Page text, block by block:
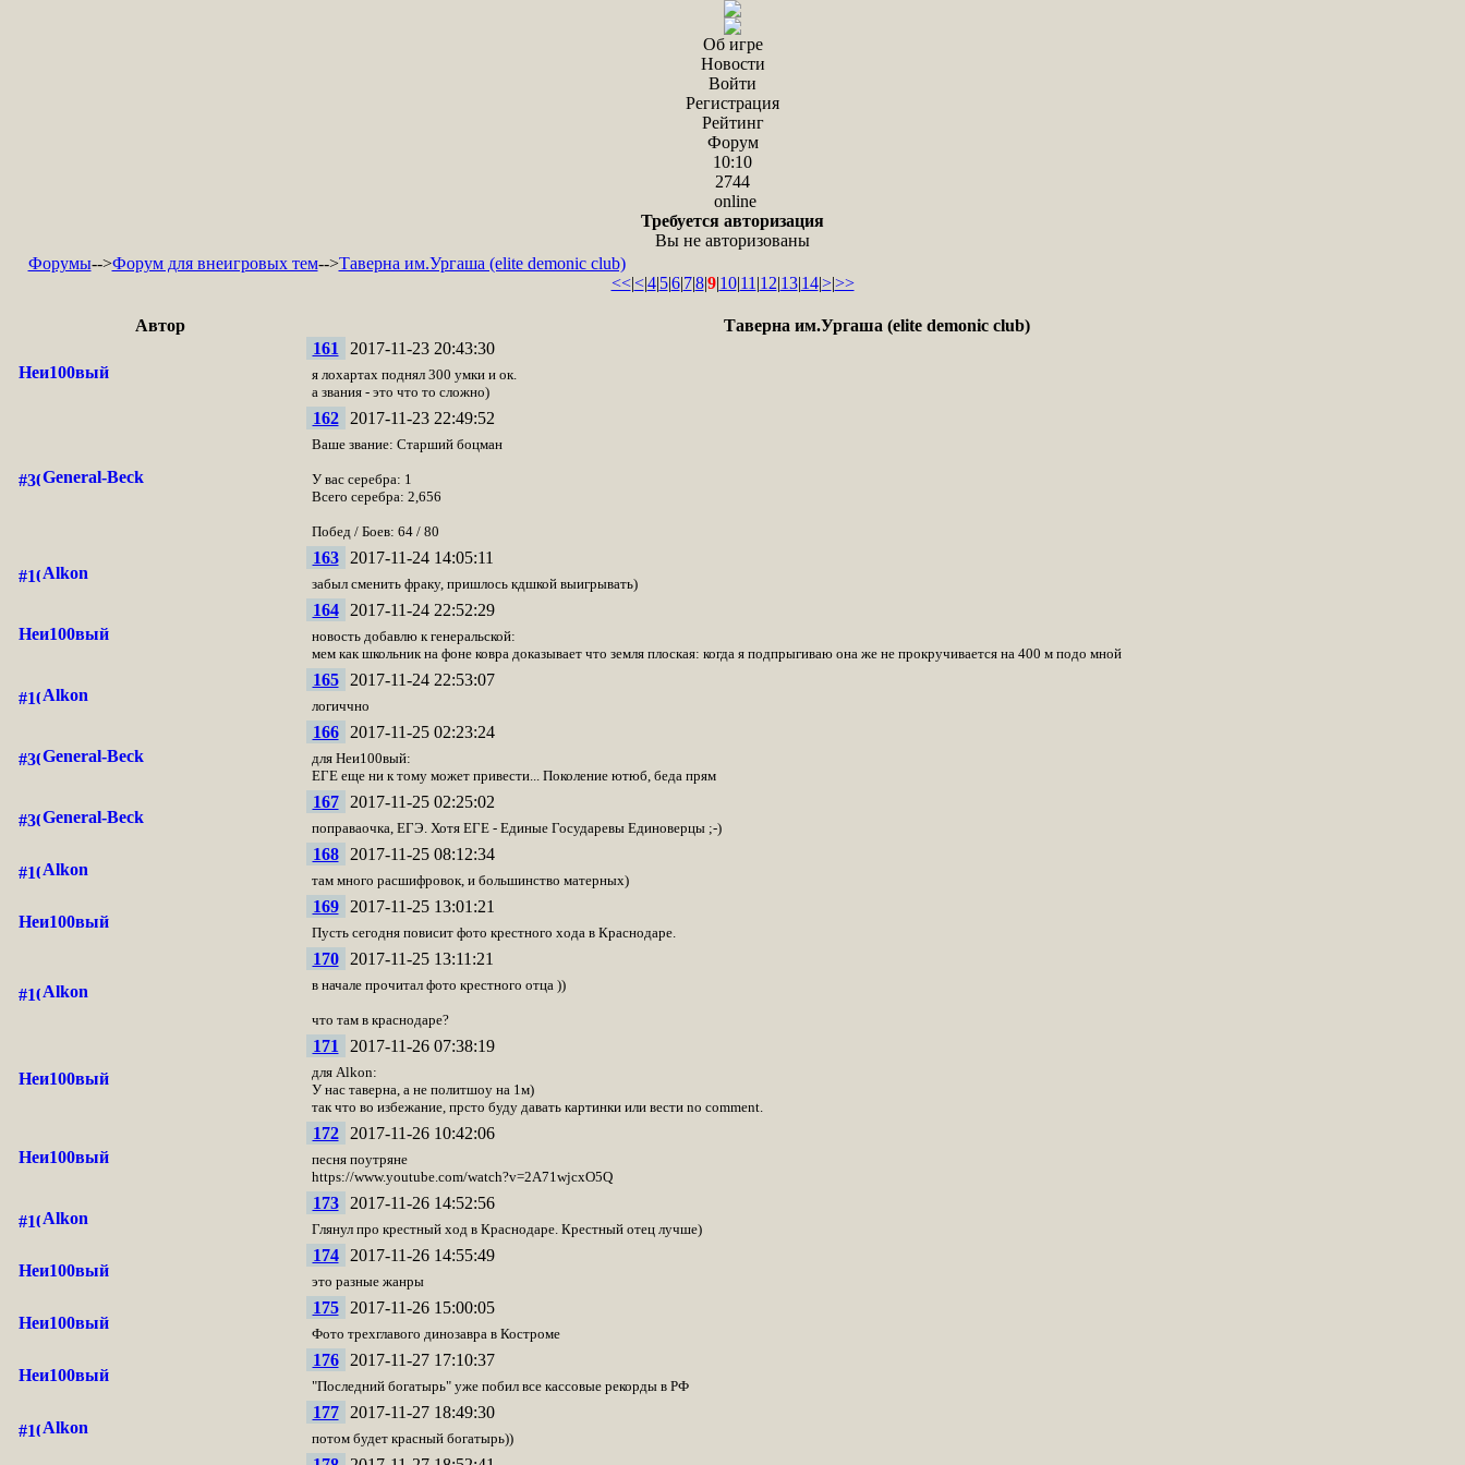
Об игре
Новости
Войти
Регистрация
Рейтинг
Форум
10:10
2744
online
Требуется авторизация
Вы не авторизованы
Форумы-->Форум для внеигровых тем-->Таверна им.Ургаша (elite demonic club)
<<|<|4|5|6|7|8|9|10|11 |12|13|14|>|>>
Автор Таверна им.Ургаша (elite demonic club)
Неи100вый
161 2017-11-23 20:43:30
я лохартах поднял 300 умки и ок.
а звания - это что то сложно)
General-Beck
162 2017-11-23 22:49:52
Ваше звание: Старший боцман
У вас серебра: 1
Всего серебра: 2,656
Побед / Боев: 64 / 80
Alkon
163 2017-11-24 14:05:11
забыл сменить фраку, пришлось кдшкой выигрывать)
Неи100вый
164 2017-11-24 22:52:29
новость добавлю к генеральской:
мем как школьник на фоне ковра доказывает что земля плоская: когда я подпрыгиваю она же не прокручивается на 400 м подо мной
Alkon
165 2017-11-24 22:53:07
логиччно
General-Beck
166 2017-11-25 02:23:24
для Неи100вый:
ЕГЕ еще ни к тому может привести... Поколение ютюб, беда прям
General-Beck
167 2017-11-25 02:25:02
поправаочка, ЕГЭ. Хотя ЕГЕ - Единые Государевы Единоверцы ;-)
Alkon
168 2017-11-25 08:12:34
там много расшифровок, и большинство матерных)
Неи100вый
169 2017-11-25 13:01:21
Пусть сегодня повисит фото крестного хода в Краснодаре.
Alkon
170 2017-11-25 13:11:21
в начале прочитал фото крестного отца ))
что там в краснодаре?
Неи100вый
171 2017-11-26 07:38:19
для Alkon:
У нас таверна, а не политшоу на 1м)
так что во избежание, прсто буду давать картинки или вести no comment.
Неи100вый
172 2017-11-26 10:42:06
песня поутряне
https://www.youtube.com/watch?v=2A71wjcxO5Q
Alkon
173 2017-11-26 14:52:56
Глянул про крестный ход в Краснодаре. Крестный отец лучше)
Неи100вый
174 2017-11-26 14:55:49
это разные жанры
Неи100вый
175 2017-11-26 15:00:05
Фото трехглавого динозавра в Костроме
Неи100вый
176 2017-11-27 17:10:37
"Последний богатырь" уже побил все кассовые рекорды в РФ
Alkon
177 2017-11-27 18:49:30
потом будет красный богатырь))